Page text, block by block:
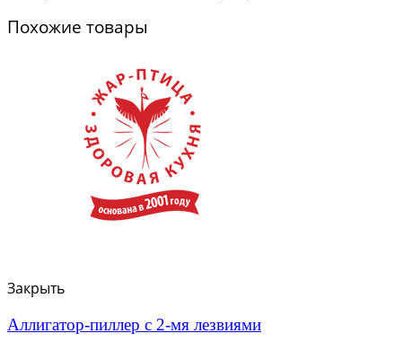
Похожие товары
Закрыть
Аллигатор-пиллер с 2-мя лезвиями